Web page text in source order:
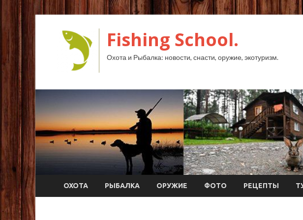
Fishing School.
Охота и Рыбалка: новости, снасти, оружие, экотуризм.
ОХОТА РЫБАЛКА ОРУЖИЕ ФОТО РЕЦЕПТЫ